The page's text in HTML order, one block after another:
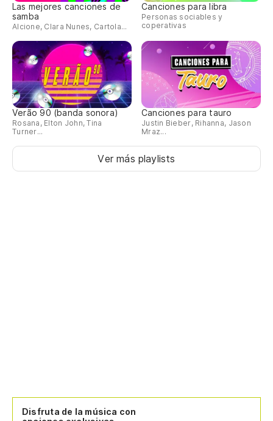
Las mejores canciones de
samba
Alcione, Clara Nunes, Cartola...
Canciones para libra
Personas sociables y
coperativas
Verão 90 (banda sonora)
Rosana, Elton John, Tina
Turner...
Canciones para tauro
Justin Bieber, Rihanna, Jason
Mraz...
Ver más playlists
Disfruta de la música con